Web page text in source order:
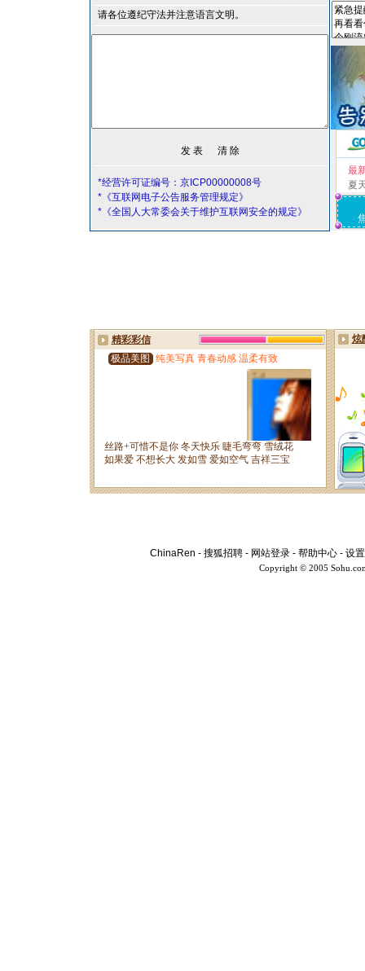
请各位遵纪守法并注意语言文明。
*经营许可证编号：京ICP00000008号
*《互联网电子公告服务管理规定》
*《全国人大常委会关于维护互联网安全的规定》
最
夏
ChinaRen - 搜狐招聘 - 网站登录 - 帮助中心 - 设
Copyright © 2005